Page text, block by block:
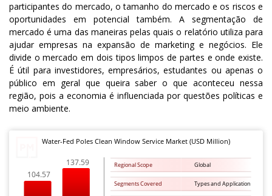
participantes do mercado, o tamanho do mercado e os riscos e
oportunidades em potencial também. A segmentação de
mercado é uma das maneiras pelas quais o relatório utiliza para
ajudar empresas na expansão de marketing e negócios. Ele
divide o mercado em dois tipos limpos de partes e onde existe.
É útil para investidores, empresários, estudantes ou apenas o
público em geral que queira saber o que aconteceu nessa
região, pois a economia é influenciada por questões políticas e
meio ambiente.